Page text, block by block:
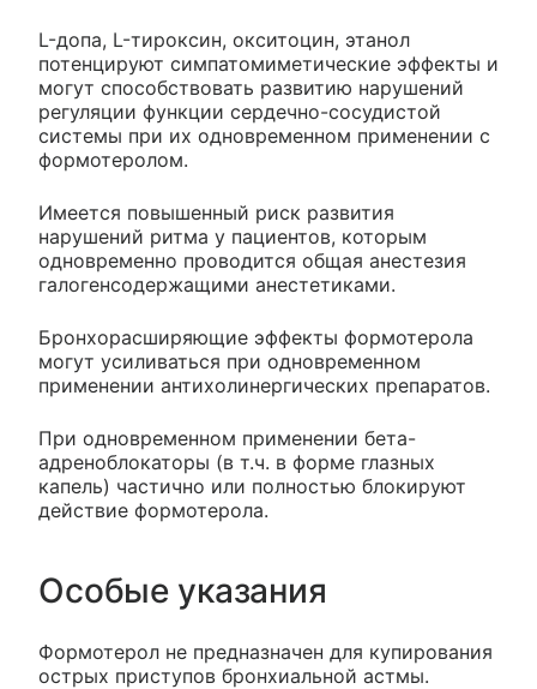
L-допа, L-тироксин, окситоцин, этанол
потенцируют симпатомиметические эффекты и
могут способствовать развитию нарушений
регуляции функции сердечно-сосудистой
системы при их одновременном применении с
формотеролом.
Имеется повышенный риск развития
нарушений ритма у пациентов, которым
одновременно проводится общая анестезия
галогенсодержащими анестетиками.
Бронхорасширяющие эффекты формотерола
могут усиливаться при одновременном
применении антихолинергических препаратов.
При одновременном применении бета-
адреноблокаторы (в т.ч. в форме глазных
капель) частично или полностью блокируют
действие формотерола.
Особые указания
Формотерол не предназначен для купирования
острых приступов бронхиальной астмы.